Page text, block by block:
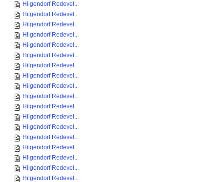
Hilgendorf Redevel...
Hilgendorf Redevel...
Hilgendorf Redevel...
Hilgendorf Redevel...
Hilgendorf Redevel...
Hilgendorf Redevel...
Hilgendorf Redevel...
Hilgendorf Redevel...
Hilgendorf Redevel...
Hilgendorf Redevel...
Hilgendorf Redevel...
Hilgendorf Redevel...
Hilgendorf Redevel...
Hilgendorf Redevel...
Hilgendorf Redevel...
Hilgendorf Redevel...
Hilgendorf Redevel...
Hilgendorf Redevel...